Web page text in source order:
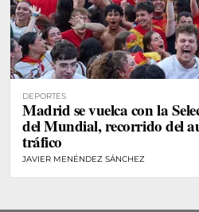
DEPORTES
Madrid se vuelca con la
del Mundial, recorrido del
tráfico
JAVIER MENÉNDEZ SÁNCHEZ